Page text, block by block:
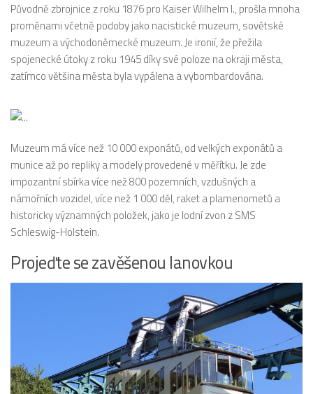
Původně zbrojnice z roku 1876 pro Kaiser Wilhelm I., prošla mnoha
proměnami včetně podoby jako nacistické muzeum, sovětské
muzeum a východoněmecké muzeum. Je ironií, že přežila
spojenecké útoky z roku 1945 díky své poloze na okraji města,
zatímco většina města byla vypálena a vybombardována.
Muzeum má více než 10 000 exponátů, od velkých exponátů a
munice až po repliky a modely provedené v měřítku. Je zde
impozantní sbírka více než 800 pozemních, vzdušných a
námořních vozidel, více než 1 000 děl, raket a plamenometů a
historicky významných položek, jako je lodní zvon z SMS
Schleswig-Holstein.
Projeďte se zavěšenou lanovkou